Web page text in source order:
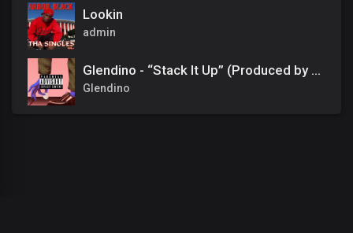
Lookin
admin
Glendino - “Stack It Up” (Produced by Chef Aidan)
Glendino